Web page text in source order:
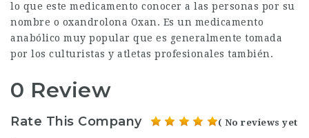
lo que este medicamento conocer a las personas por su
nombre o oxandrolona Oxan. Es un medicamento
anabólico muy popular que es generalmente tomada
por los culturistas y atletas profesionales también.
0 Review
Rate This Company ( No reviews yet